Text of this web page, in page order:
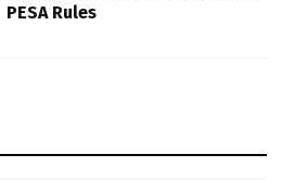
PESA Rules